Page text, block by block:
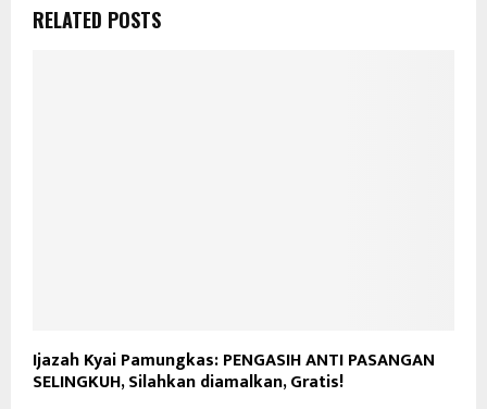
RELATED POSTS
Ijazah Kyai Pamungkas: PENGASIH ANTI PASANGAN
SELINGKUH, Silahkan diamalkan, Gratis!